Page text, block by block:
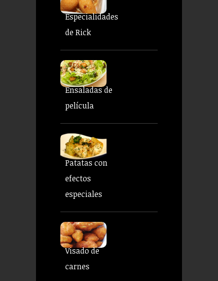
Especialidades
de Rick
Ensaladas de
película
Patatas con
efectos
especiales
Visado de
carnes